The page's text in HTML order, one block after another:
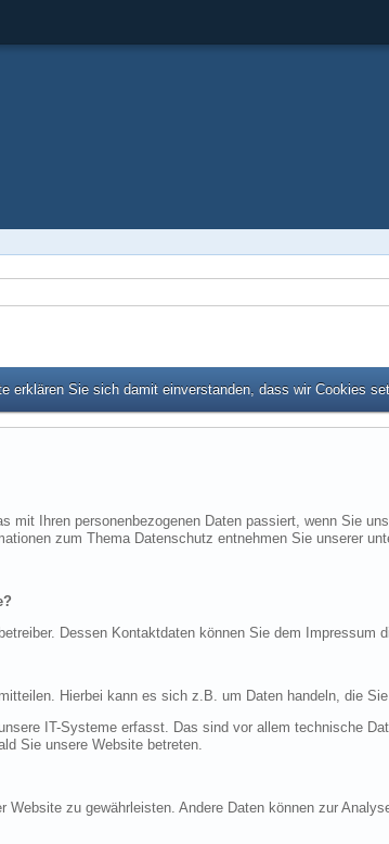
erklären Sie sich damit einverstanden, dass wir Cookies
mit Ihren personenbezogenen Daten passiert, wenn Sie
zum Thema Datenschutz entnehmen Sie unserer
Dessen Kontaktdaten können Sie dem Impressum
Hierbei kann es sich z.B. um Daten handeln, die
IT-Systeme erfasst. Das sind vor allem technische
Sie unsere Website betreten.
zu gewährleisten. Andere Daten können zur